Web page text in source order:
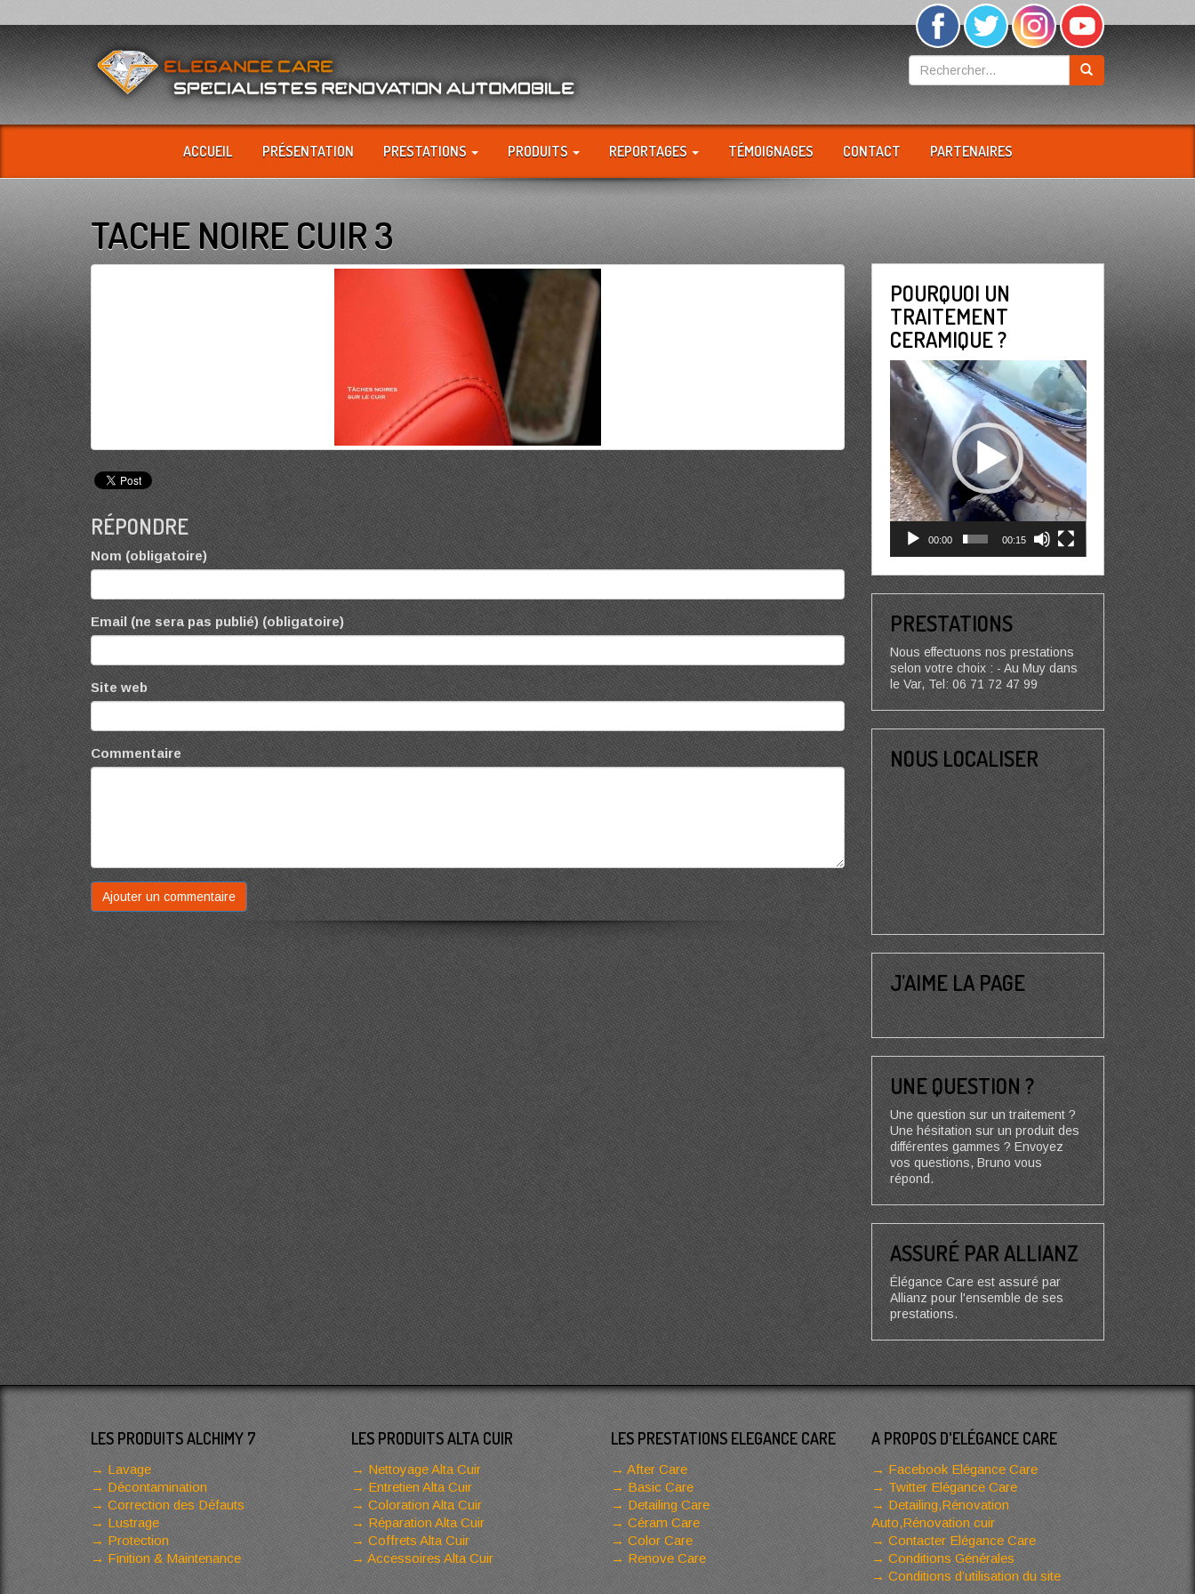
ACCUEIL PRÉSENTATION PRESTATIONS PRODUITS REPORTAGES TÉMOIGNAGES CONTACT PARTENAIRES
TACHE NOIRE CUIR 3
RÉPONDRE
Nom (obligatoire)
Email (ne sera pas publié) (obligatoire)
Site web
Commentaire
POURQUOI UN
TRAITEMENT
CERAMIQUE ?
Lecteur
vidéo
00:00 00:15
PRESTATIONS
Nous effectuons nos prestations
selon votre choix : - Au Muy dans
le Var, Tel: 06 71 72 47 99
NOUS LOCALISER
J’AIME LA PAGE
UNE QUESTION ?
Une question sur un traitement ?
Une hésitation sur un produit des
différentes gammes ? Envoyez
vos questions, Bruno vous
répond.
ASSURÉ PAR ALLIANZ
Élégance Care est assuré par
Allianz pour l'ensemble de ses
prestations.
LES PRODUITS ALCHIMY 7
Lavage
Décontamination
Correction des Défauts
Lustrage
Protection
Finition & Maintenance
LES PRODUITS ALTA CUIR
Nettoyage Alta Cuir
Entretien Alta Cuir
Coloration Alta Cuir
Réparation Alta Cuir
Coffrets Alta Cuir
Accessoires Alta Cuir
LES PRESTATIONS ELEGANCE CARE
After Care
Basic Care
Detailing Care
Céram Care
Color Care
Renove Care
A PROPOS D'ELÉGANCE CARE
Facebook Elégance Care
Twitter Elégance Care
Detailing,Rénovation
Auto,Rénovation cuir
Contacter Elégance Care
Conditions Générales
Conditions d’utilisation du site